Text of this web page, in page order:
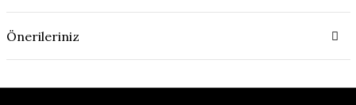
Önerileriniz